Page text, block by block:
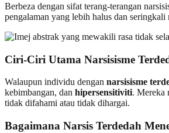
Berbeza dengan sifat terang-terangan
pengalaman yang lebih halus dan seringkali
Ciri-Ciri Utama Narsisisme
Walaupun individu dengan narsisisme
kebimbangan, dan hipersensitiviti. Mereka
tidak difahami atau tidak dihargai.
Bagaimana Narsis Terdedah